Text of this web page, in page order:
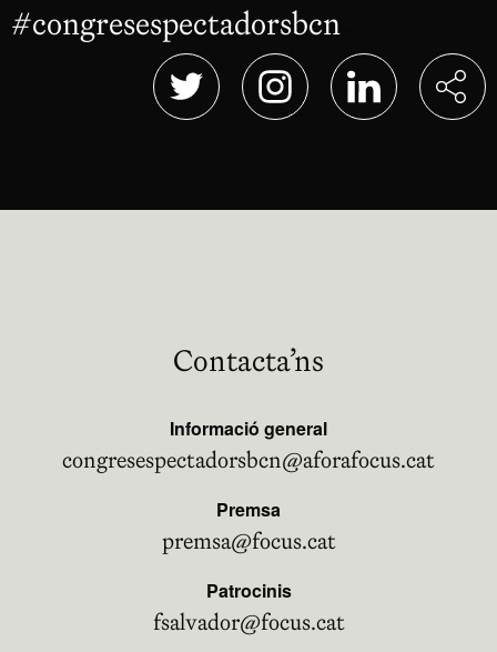
#congresespectadorsbcn
Abre en nueva ventana
Abre en nueva ventana
Abre en nueva
Contacta’ns
Informació general
congresespectadorsbcn@aforafocus.cat
Premsa
premsa@focus.cat
Patrocinis
fsalvador@focus.cat